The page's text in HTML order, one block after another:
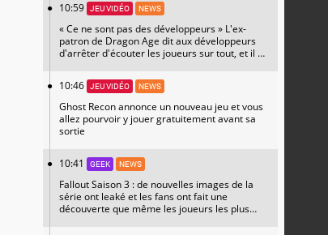
10:59 JEU VIDÉO NEWS
« Ce ne sont pas des développeurs » L'ex-
patron de Dragon Age dit aux développeurs
d'arrêter d'écouter les joueurs sur tout, et il a
10:46
JEU VIDÉO NEWS
Ghost Recon annonce un nouveau jeu et vous
allez pourvoir y jouer gratuitement avant sa
sortie
10:41 GEEK NEWS
Fallout Saison 3 : de nouvelles images de la
série ont leaké et les fans ont fait une
découverte que même les joueurs les plus